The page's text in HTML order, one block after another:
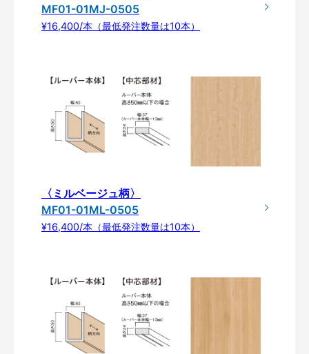
MF01-01MJ-0505
¥16,400/本（最低発注数量は10本）
〈ミルベージュ柄〉
MF01-01ML-0505
¥16,400/本（最低発注数量は10本）